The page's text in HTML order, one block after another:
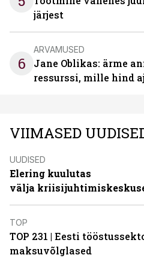
järjest
6
ARVAMUSED
Jane Oblikas: ärme
ressurssi, mille hind
VIIMASED
UUDISED
Elering kuulutas
välja
TOP
TOP 231 | Eesti
maksuvõlglased